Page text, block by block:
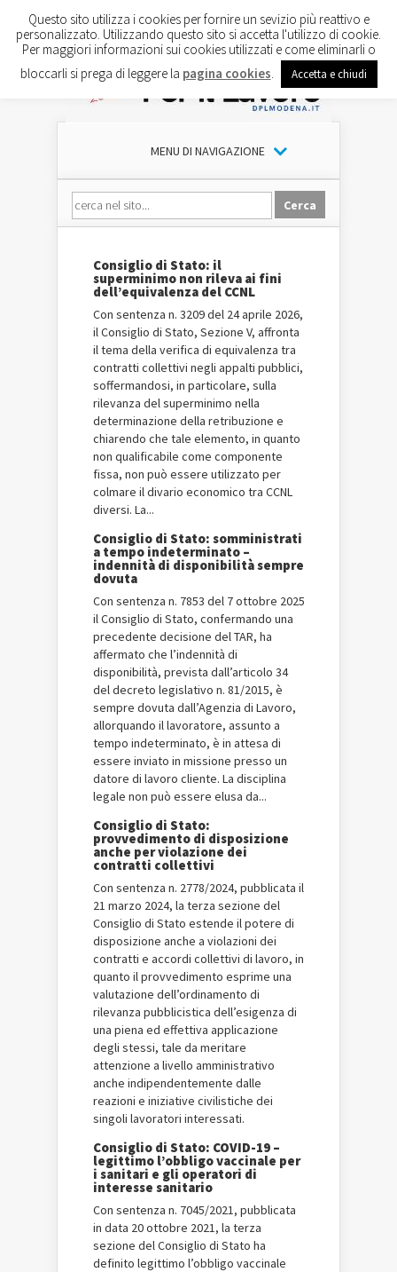
MENU DI NAVIGAZIONE
Consiglio di Stato: il
superminimo non rileva ai fini
dell’equivalenza del CCNL
Con sentenza n. 3209 del 24 aprile 2026,
il Consiglio di Stato, Sezione V, affronta
il tema della verifica di equivalenza tra
contratti collettivi negli appalti pubblici,
soffermandosi, in particolare, sulla
rilevanza del superminimo nella
determinazione della retribuzione e
chiarendo che tale elemento, in quanto
non qualificabile come componente
fissa, non può essere utilizzato per
colmare il divario economico tra CCNL
diversi. La...
Consiglio di Stato: somministrati
a tempo indeterminato –
indennità di disponibilità sempre
dovuta
Con sentenza n. 7853 del 7 ottobre 2025
il Consiglio di Stato, confermando una
precedente decisione del TAR, ha
affermato che l’indennità di
disponibilità, prevista dall’articolo 34
del decreto legislativo n. 81/2015, è
sempre dovuta dall’Agenzia di Lavoro,
allorquando il lavoratore, assunto a
tempo indeterminato, è in attesa di
essere inviato in missione presso un
datore di lavoro cliente. La disciplina
legale non può essere elusa da...
Consiglio di Stato:
provvedimento di disposizione
anche per violazione dei
contratti collettivi
Con sentenza n. 2778/2024, pubblicata il
21 marzo 2024, la terza sezione del
Consiglio di Stato estende il potere di
disposizione anche a violazioni dei
contratti e accordi collettivi di lavoro, in
quanto il provvedimento esprime una
valutazione dell’ordinamento di
rilevanza pubblicistica dell’esigenza di
una piena ed effettiva applicazione
degli stessi, tale da meritare
attenzione a livello amministrativo
anche indipendentemente dalle
reazioni e iniziative civilistiche dei
singoli lavoratori interessati.
Consiglio di Stato: COVID-19 –
legittimo l’obbligo vaccinale per
i sanitari e gli operatori di
interesse sanitario
Con sentenza n. 7045/2021, pubblicata
in data 20 ottobre 2021, la terza
sezione del Consiglio di Stato ha
definito legittimo l’obbligo vaccinale
Questo sito utilizza i cookies per fornire un sevizio più reattivo e
personalizzato. Utilizzando questo sito si accetta l'utilizzo di cookie.
Per maggiori informazioni sui cookies utilizzati e come eliminarli o
bloccarli si prega di leggere la pagina cookies Accetta e chiudi